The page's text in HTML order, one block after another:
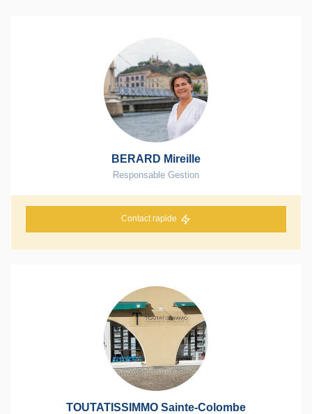
BERARD Mireille
Responsable Gestion
Contact rapide
TOUTATISSIMMO Sainte-Colombe